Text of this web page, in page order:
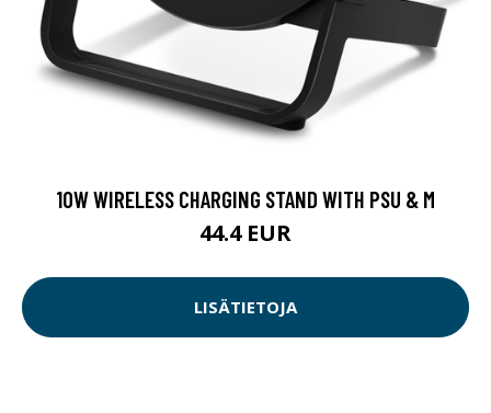
10W WIRELESS CHARGING STAND WITH PSU & M
44.4 EUR
LISÄTIETOJA